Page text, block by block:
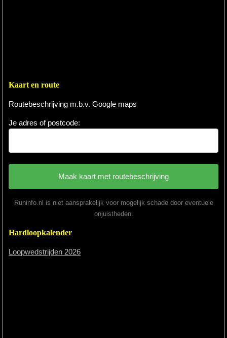
Kaart en route
Routebeschrijving m.b.v. Google maps
Je adres of postcode:
Runinfo.nl is niet aansprakelijk voor mogelijk schade door eventuele
onjuistheden.
Hardloopkalender
Loopwedstrijden 2026